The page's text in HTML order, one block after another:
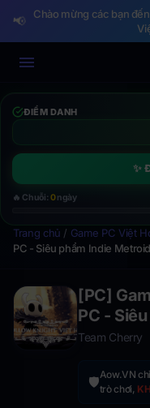
📢
Chào mừng các bạn
ĐIỂM DANH
✨
🔥 Chuỗi: 0ngày
Trang chủ / Game PC Việt
PC - Siêu phẩm Indie
[PC]
PC -
Team Cherry
🛡️Aow.VN
trò chơi,